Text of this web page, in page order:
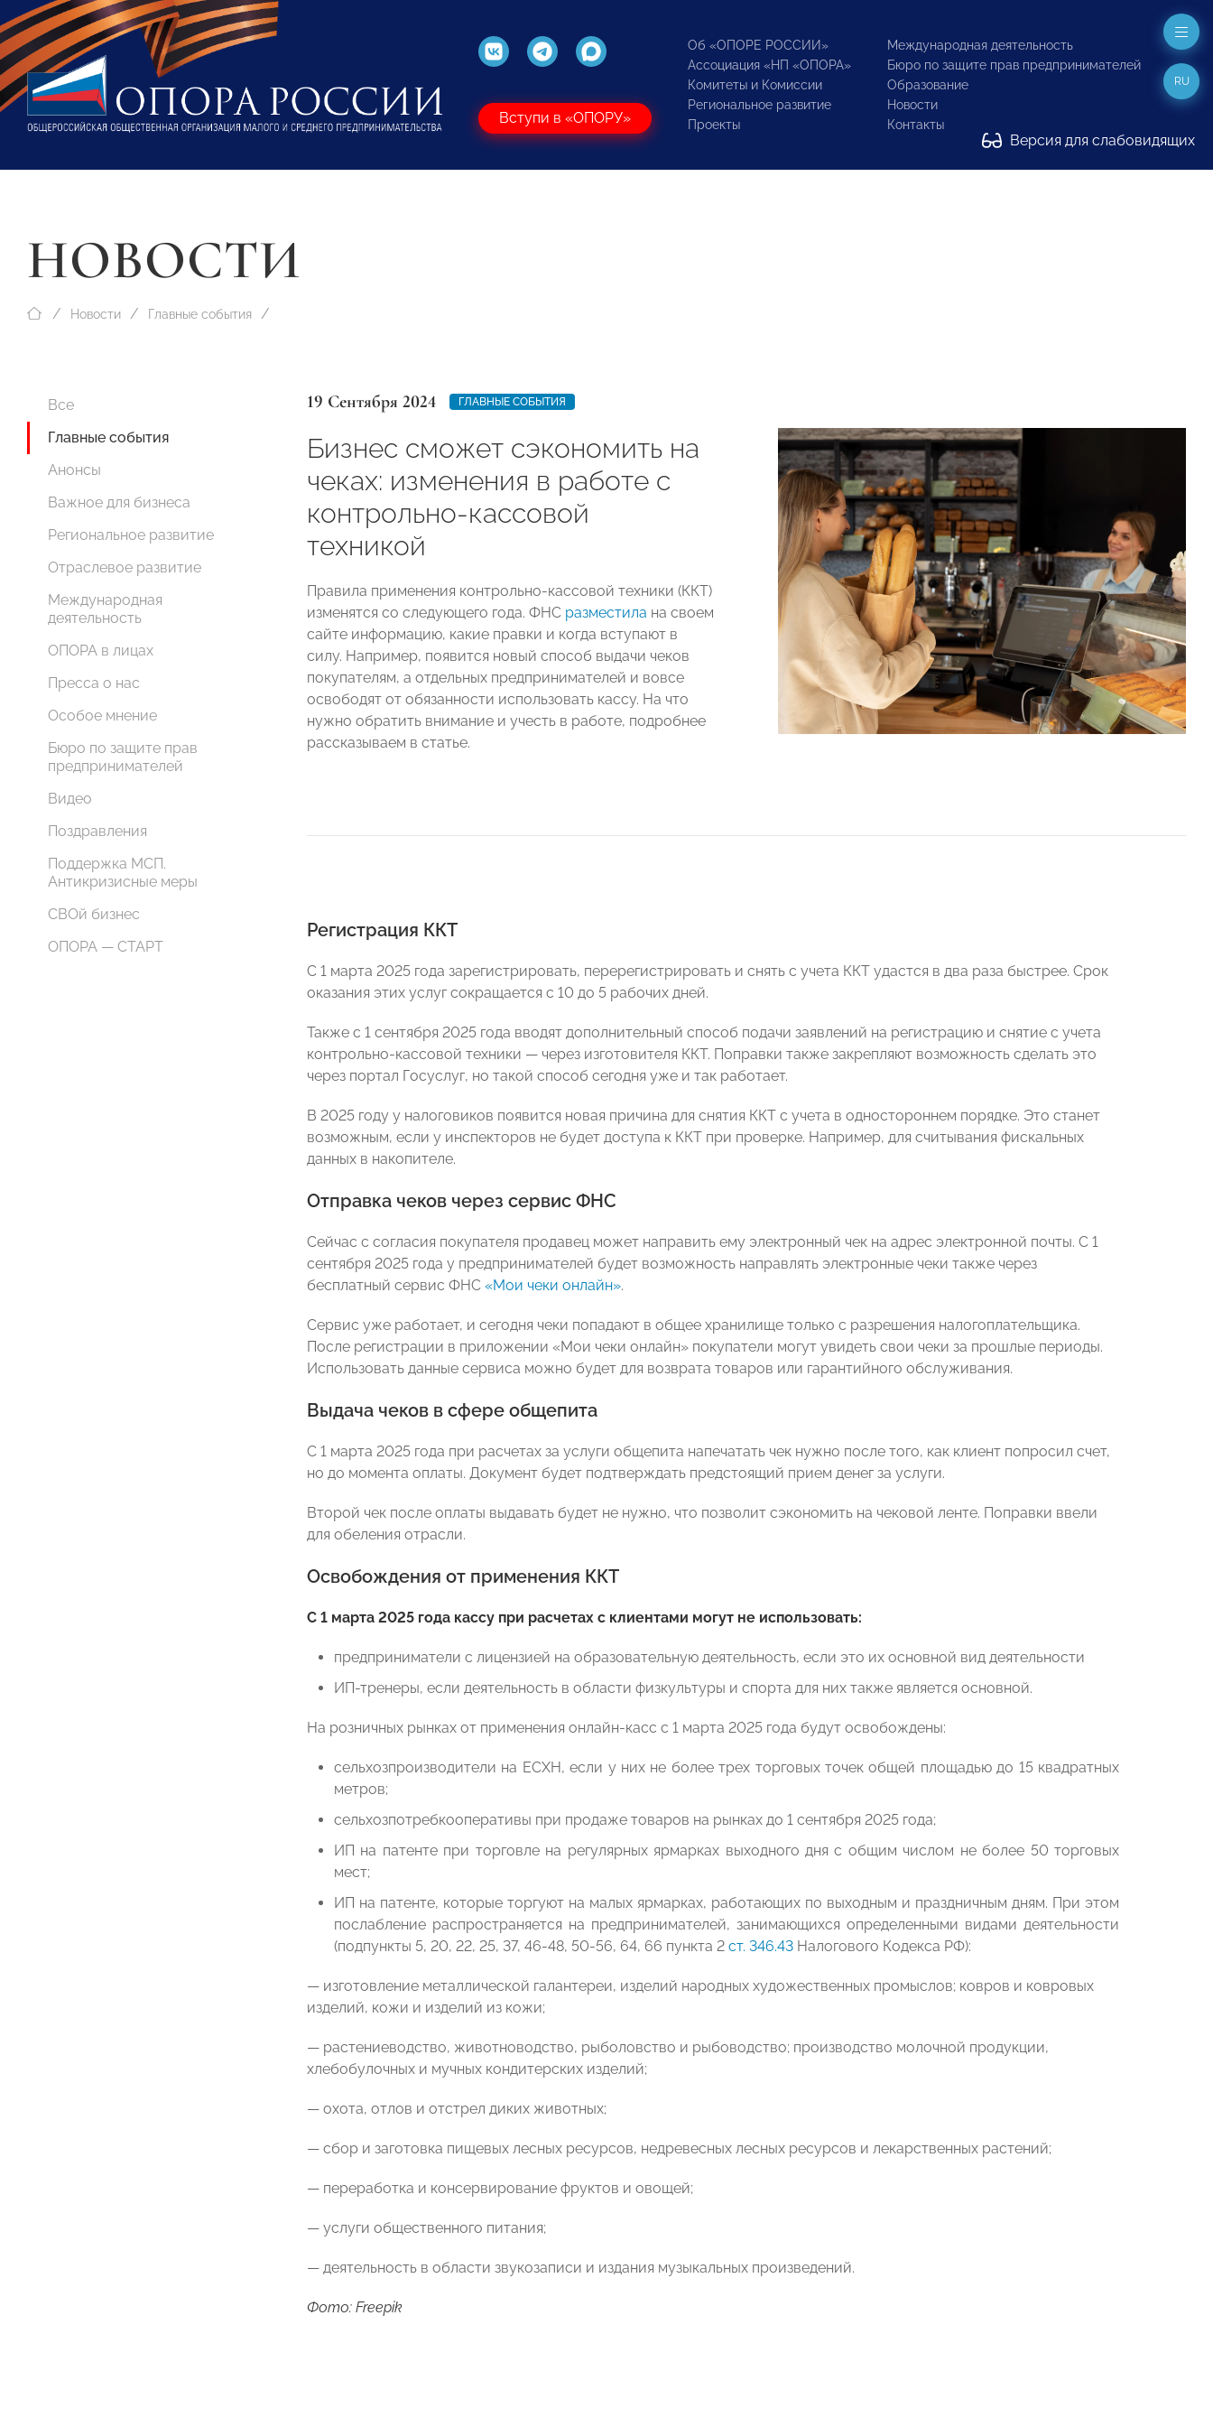
Вступи в «ОПОРУ»
Об «ОПОРЕ РОССИИ»
Ассоциация «НП «ОПОРА»
Комитеты и Комиссии
Региональное развитие
Проекты
Международная деятельность
Бюро по защите прав предпринимателей
Образование
Новости
Контакты
Версия для слабовидящих
RU
НОВОСТИ
Новости Главные события
Все
Главные события
Анонсы
Важное для бизнеса
Региональное развитие
Отраслевое развитие
Международная
деятельность
ОПОРА в лицах
Пресса о нас
Особое мнение
Бюро по защите прав
предпринимателей
Видео
Поздравления
Поддержка МСП.
Антикризисные меры
СВОй бизнес
ОПОРА — СТАРТ
19 Сентября 2024 ГЛАВНЫЕ СОБЫТИЯ
Бизнес сможет сэкономить на
чеках: изменения в работе с
контрольно-кассовой
техникой
Правила применения контрольно-кассовой техники (ККТ)
изменятся со следующего года. ФНС разместила на своем
сайте информацию, какие правки и когда вступают в
силу. Например, появится новый способ выдачи чеков
покупателям, а отдельных предпринимателей и вовсе
освободят от обязанности использовать кассу. На что
нужно обратить внимание и учесть в работе, подробнее
рассказываем в статье.
Регистрация ККТ
С 1 марта 2025 года зарегистрировать, перерегистрировать и снять с учета ККТ удастся в два раза быстрее. Срок
оказания этих услуг сокращается с 10 до 5 рабочих дней.
Также с 1 сентября 2025 года вводят дополнительный способ подачи заявлений на регистрацию и снятие с учета
контрольно-кассовой техники — через изготовителя ККТ. Поправки также закрепляют возможность сделать это
через портал Госуслуг, но такой способ сегодня уже и так работает.
В 2025 году у налоговиков появится новая причина для снятия ККТ с учета в одностороннем порядке. Это станет
возможным, если у инспекторов не будет доступа к ККТ при проверке. Например, для считывания фискальных
данных в накопителе.
Отправка чеков через сервис ФНС
Сейчас с согласия покупателя продавец может направить ему электронный чек на адрес электронной почты. С 1
сентября 2025 года у предпринимателей будет возможность направлять электронные чеки также через
бесплатный сервис ФНС «Мои чеки онлайн».
Сервис уже работает, и сегодня чеки попадают в общее хранилище только с разрешения налогоплательщика.
После регистрации в приложении «Мои чеки онлайн» покупатели могут увидеть свои чеки за прошлые периоды.
Использовать данные сервиса можно будет для возврата товаров или гарантийного обслуживания.
Выдача чеков в сфере общепита
С 1 марта 2025 года при расчетах за услуги общепита напечатать чек нужно после того, как клиент попросил счет,
но до момента оплаты. Документ будет подтверждать предстоящий прием денег за услуги.
Второй чек после оплаты выдавать будет не нужно, что позволит сэкономить на чековой ленте. Поправки ввели
для обеления отрасли.
Освобождения от применения ККТ
С 1 марта 2025 года кассу при расчетах с клиентами могут не использовать:
предприниматели с лицензией на образовательную деятельность, если это их основной вид деятельности
ИП-тренеры, если деятельность в области физкультуры и спорта для них также является основной.
На розничных рынках от применения онлайн-касс с 1 марта 2025 года будут освобождены:
сельхозпроизводители на ЕСХН, если у них не более трех торговых точек общей площадью до 15 квадратных
метров;
сельхозпотребкооперативы при продаже товаров на рынках до 1 сентября 2025 года;
ИП на патенте при торговле на регулярных ярмарках выходного дня с общим числом не более 50 торговых
мест;
ИП на патенте, которые торгуют на малых ярмарках, работающих по выходным и праздничным дням. При этом
послабление распространяется на предпринимателей, занимающихся определенными видами деятельности
(подпункты 5, 20, 22, 25, 37, 46-48, 50-56, 64, 66 пункта 2 ст. 346.43 Налогового Кодекса РФ):
— изготовление металлической галантереи, изделий народных художественных промыслов; ковров и ковровых
изделий, кожи и изделий из кожи;
— растениеводство, животноводство, рыболовство и рыбоводство; производство молочной продукции,
хлебобулочных и мучных кондитерских изделий;
— охота, отлов и отстрел диких животных;
— сбор и заготовка пищевых лесных ресурсов, недревесных лесных ресурсов и лекарственных растений;
— переработка и консервирование фруктов и овощей;
— услуги общественного питания;
— деятельность в области звукозаписи и издания музыкальных произведений.
Фото: Freepik